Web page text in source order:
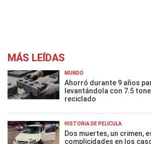
MÁS LEÍDAS
MUNDO
Ahorró durante 9 años
levantándola con 7.5
reciclado
HISTORIA DE PELÍCULA
Dos muertes, un crimen,
complicidades en los